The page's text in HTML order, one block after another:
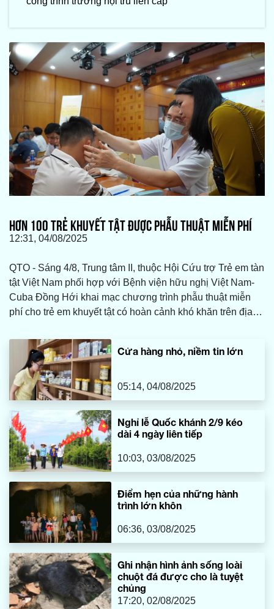
HƠN 100 TRẺ KHUYẾT TẬT ĐƯỢC PHẪU THUẬT MIỄN PHÍ
12:31, 04/08/2025
QTO - Sáng 4/8, Trung tâm II, thuộc Hội Cứu trợ Trẻ em tàn
tật Việt Nam phối hợp với Bệnh viện hữu nghị Việt Nam-
Cuba Đồng Hới khai mạc chương trình phẫu thuật miễn
phí cho trẻ em khuyết tật có hoàn cảnh khó khăn trên địa
thuộc Tập đoàn Vingroup.
Cửa hàng nhỏ, niềm tin lớn
05:14, 04/08/2025
Nghỉ lễ Quốc khánh 2/9 kéo
dài 4 ngày liên tiếp
10:03, 03/08/2025
Điểm hẹn của những hành
trình lớn khôn
06:36, 03/08/2025
Ghi nhận hình ảnh sống loài
chuột đá được cho là tuyệt
chủng
17:20, 02/08/2025